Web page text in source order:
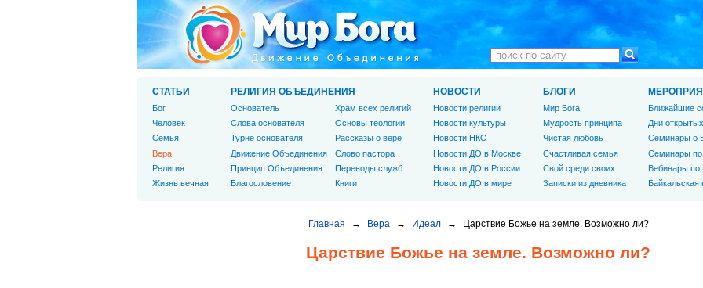
Главная → Вера → Идеал → Царствие Божье на земле. Возможно ли?
Царствие Божье на земле. Возможно ли?
СТАТЬИ
Бог
Человек
Cемья
Вера
Религия
Жизнь вечная
РЕЛИГИЯ ОБЪЕДИНЕНИЯ
Основатель
Слова основателя
Турне основателя
Движение Объединения
Принцип Объединения
Благословение
Храм всех религий
Основы теологии
Рассказы о вере
Слово пастора
Переводы служб
Книги
НОВОСТИ
Новости религии
Новости культуры
Новости НКО
Новости ДО в Москве
Новости ДО в России
Новости ДО в мире
БЛОГИ
Мир Бога
Мудрость принципа
Чистая любовь
Счастливая семья
Свой среди своих
Записки из дневника
Ближайшие
Дни
Семинары о
Семинары
Вебинары по
Байкальская